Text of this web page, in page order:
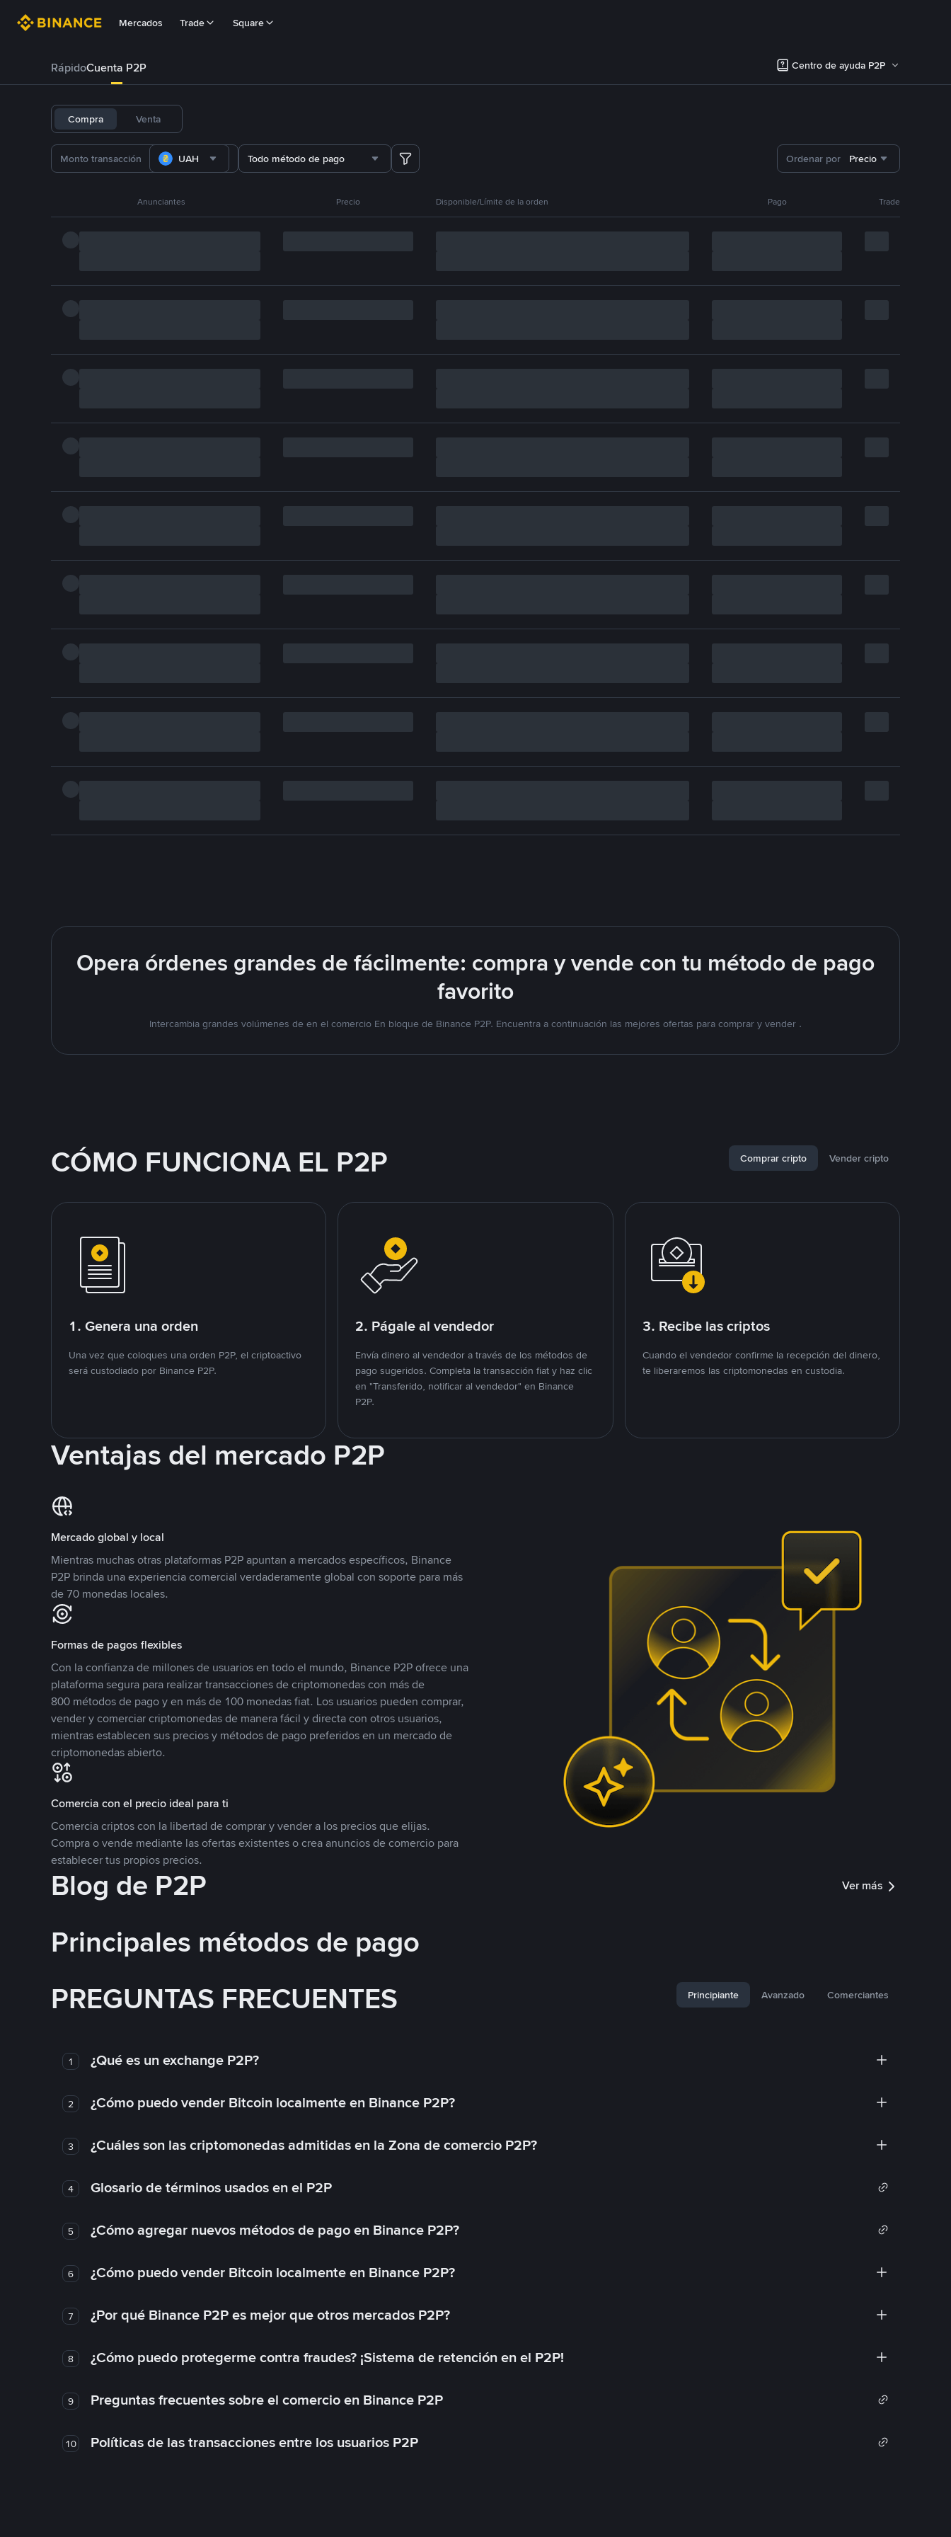
Mercados Trade Square
RápidoCuenta P2P Centro de ayuda P2P
Compra Venta
UAH Todo método de pago Ordenar por Precio
Anunciantes Precio Disponible/Límite de la orden Pago Trade
Opera órdenes grandes de fácilmente: compra y vende con tu método de pago
favorito
Intercambia grandes volúmenes de en el comercio En bloque de Binance P2P. Encuentra a continuación las mejores ofertas para comprar y vender .
CÓMO FUNCIONA EL P2P Comprar cripto Vender cripto
1. Genera una orden
Una vez que coloques una orden P2P, el criptoactivo
será custodiado por Binance P2P.
2. Págale al vendedor
Envía dinero al vendedor a través de los métodos de
pago sugeridos. Completa la transacción fiat y haz clic
en "Transferido, notificar al vendedor" en Binance
P2P.
3. Recibe las criptos
Cuando el vendedor confirme la recepción del dinero,
te liberaremos las criptomonedas en custodia.
Ventajas del mercado P2P
Mercado global y local
Mientras muchas otras plataformas P2P apuntan a mercados específicos, Binance
P2P brinda una experiencia comercial verdaderamente global con soporte para más
de 70 monedas locales.
Formas de pagos flexibles
Con la confianza de millones de usuarios en todo el mundo, Binance P2P ofrece una
plataforma segura para realizar transacciones de criptomonedas con más de
800 métodos de pago y en más de 100 monedas fiat. Los usuarios pueden comprar,
vender y comerciar criptomonedas de manera fácil y directa con otros usuarios,
mientras establecen sus precios y métodos de pago preferidos en un mercado de
criptomonedas abierto.
Comercia con el precio ideal para ti
Comercia criptos con la libertad de comprar y vender a los precios que elijas.
Compra o vende mediante las ofertas existentes o crea anuncios de comercio para
establecer tus propios precios.
Blog de P2P Ver más
Principales métodos de pago
PREGUNTAS FRECUENTES
Principiante Avanzado Comerciantes
1 ¿Qué es un exchange P2P?
2 ¿Cómo puedo vender Bitcoin localmente en Binance P2P?
3 ¿Cuáles son las criptomonedas admitidas en la Zona de comercio P2P?
4 Glosario de términos usados en el P2P
5 ¿Cómo agregar nuevos métodos de pago en Binance P2P?
6 ¿Cómo puedo vender Bitcoin localmente en Binance P2P?
7 ¿Por qué Binance P2P es mejor que otros mercados P2P?
8 ¿Cómo puedo protegerme contra fraudes? ¡Sistema de retención en el P2P!
9 Preguntas frecuentes sobre el comercio en Binance P2P
10 Políticas de las transacciones entre los usuarios P2P